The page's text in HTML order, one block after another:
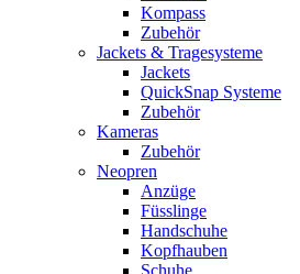
Kompass
Zubehör
Jackets & Tragesysteme
Jackets
QuickSnap Systeme
Zubehör
Kameras
Zubehör
Neopren
Anzüge
Füsslinge
Handschuhe
Kopfhauben
Schuhe